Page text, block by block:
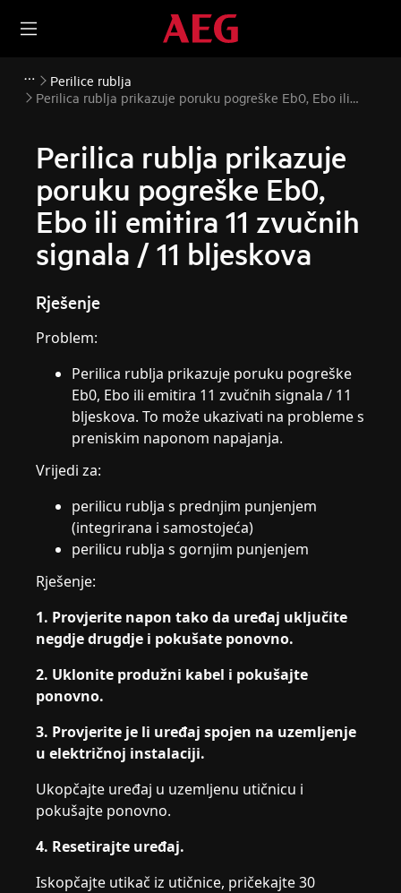
Perilice rublja
Perilica rublja prikazuje poruku pogreške Eb0, Ebo ili
Perilica rublja prikazuje
poruku pogreške Eb0,
Ebo ili emitira 11 zvučnih
signala / 11 bljeskova
Rješenje
Problem:
Perilica rublja prikazuje poruku pogreške
Eb0, Ebo ili emitira 11 zvučnih signala / 11
bljeskova. To može ukazivati na probleme s
preniskim naponom napajanja.
Vrijedi za:
perilicu rublja s prednjim punjenjem
(integrirana i samostojeća)
perilicu rublja s gornjim punjenjem
Rješenje:
1. Provjerite napon tako da uređaj uključite
negdje drugdje i pokušate ponovno.
2. Uklonite produžni kabel i pokušajte
ponovno.
3. Provjerite je li uređaj spojen na uzemljenje
u električnoj instalaciji.
Ukopčajte uređaj u uzemljenu utičnicu i
pokušajte ponovno.
4. Resetirajte uređaj.
Iskopčajte utikač iz utičnice, pričekajte 30